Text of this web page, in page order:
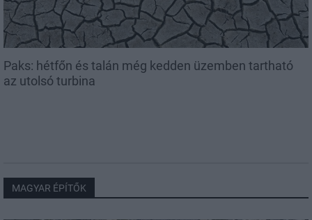
Paks: hétfőn és talán még kedden üzemben tartható
az utolsó turbina
MAGYAR ÉPÍTŐK